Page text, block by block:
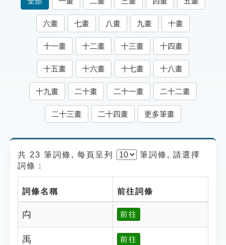
知識索引
單字索引
生命大百科索引
遊戲專區
貓頭鷹博士
六畫 七畫 八畫 九畫 十畫
十一畫 十二畫 十三畫 十四畫
十五畫 十六畫 十七畫 十八畫
十九畫 二十畫 二十一畫 二十二畫
二十三畫 二十四畫 更多筆畫
共 23 筆詞條, 每頁呈列 筆詞條, 請選擇
詞條：
詞條名稱 前往詞條
禸 前往
禹 前往